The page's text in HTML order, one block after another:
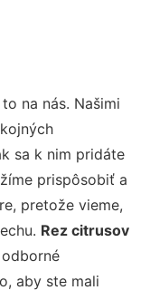
na nás. Našimi
sa k nim pridáte
prispôsobiť a
pretože vieme,
Rez citrusov
aby ste mali